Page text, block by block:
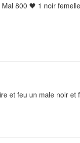
800 🖤 1 noir
et feu un male noir